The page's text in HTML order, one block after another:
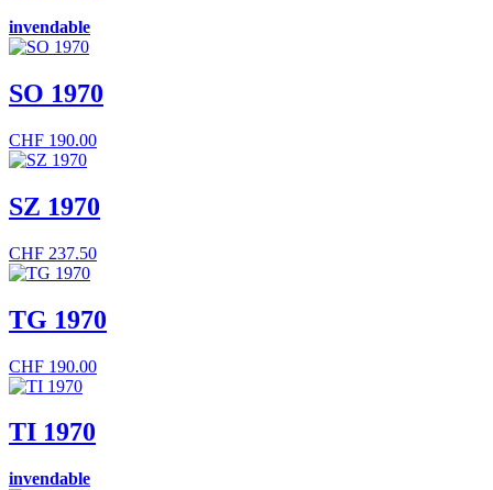
invendable
SO 1970
CHF 190.00
SZ 1970
CHF 237.50
TG 1970
CHF 190.00
TI 1970
invendable